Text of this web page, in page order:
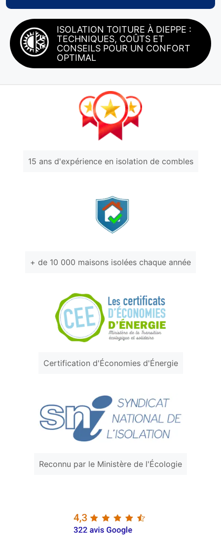
ISOLATION TOITURE À DIEPPE :
TECHNIQUES, COÛTS ET
CONSEILS POUR UN CONFORT
OPTIMAL
15 ans d'expérience en isolation de combles
+ de 10 000 maisons isolées chaque année
Certification d'Économies d'Énergie
Reconnu par le Ministère de l'Écologie